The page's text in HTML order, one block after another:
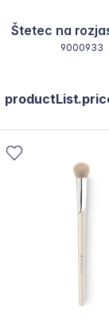
Štetec na
9000933